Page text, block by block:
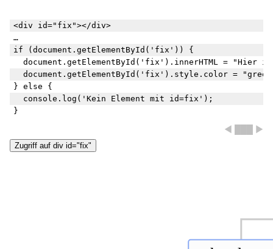
<div id="fix"></div>
…
if (document.getElementById('fix')) {
document.getElementById('fix').innerHTML = "Hier
document.getElementById('fix').style.color =
} else {
  console.log('Kein Element mit id=fix');
◀ ███ ▶
Zugriff auf div id="fix"